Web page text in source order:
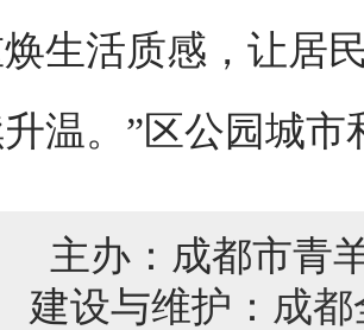
生活质感，让居
温。”区公园城
主办：成都市青
建设与维护： 成